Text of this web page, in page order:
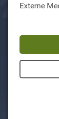
Externe